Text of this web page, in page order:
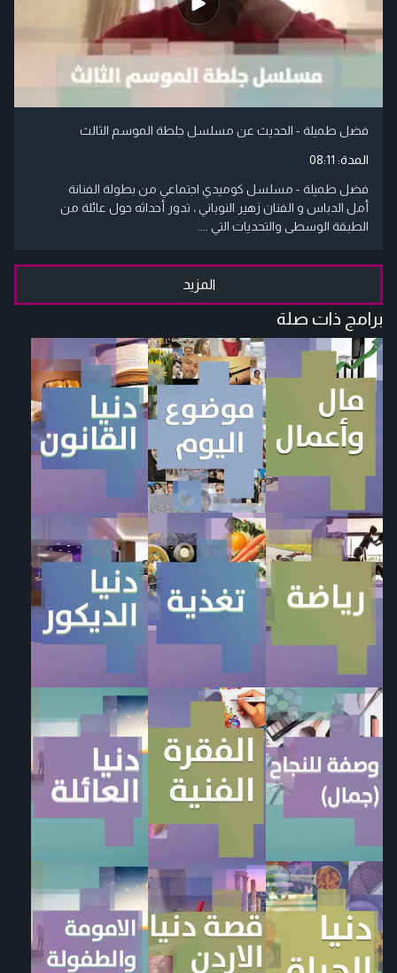
فضل طميلة - الحديث عن مسلسل جلطة الموسم الثالث
المدة: 08:11
فضل طميلة - مسلسل كوميدي اجتماعي من بطولة الفنانة
أمل الدباس و الفنان زهير النوباني ، تدور أحداثه حول عائلة من
الطبقة الوسطى والتحديات التي ....
المزيد
برامج ذات صلة